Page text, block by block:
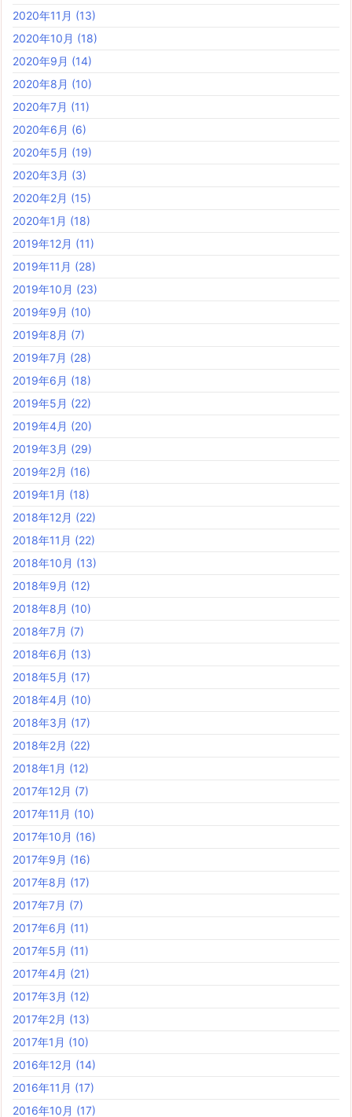
2020年11月 (13)
2020年10月 (18)
2020年9月 (14)
2020年8月 (10)
2020年7月 (11)
2020年6月 (6)
2020年5月 (19)
2020年3月 (3)
2020年2月 (15)
2020年1月 (18)
2019年12月 (11)
2019年11月 (28)
2019年10月 (23)
2019年9月 (10)
2019年8月 (7)
2019年7月 (28)
2019年6月 (18)
2019年5月 (22)
2019年4月 (20)
2019年3月 (29)
2019年2月 (16)
2019年1月 (18)
2018年12月 (22)
2018年11月 (22)
2018年10月 (13)
2018年9月 (12)
2018年8月 (10)
2018年7月 (7)
2018年6月 (13)
2018年5月 (17)
2018年4月 (10)
2018年3月 (17)
2018年2月 (22)
2018年1月 (12)
2017年12月 (7)
2017年11月 (10)
2017年10月 (16)
2017年9月 (16)
2017年8月 (17)
2017年7月 (7)
2017年6月 (11)
2017年5月 (11)
2017年4月 (21)
2017年3月 (12)
2017年2月 (13)
2017年1月 (10)
2016年12月 (14)
2016年11月 (17)
2016年10月 (17)